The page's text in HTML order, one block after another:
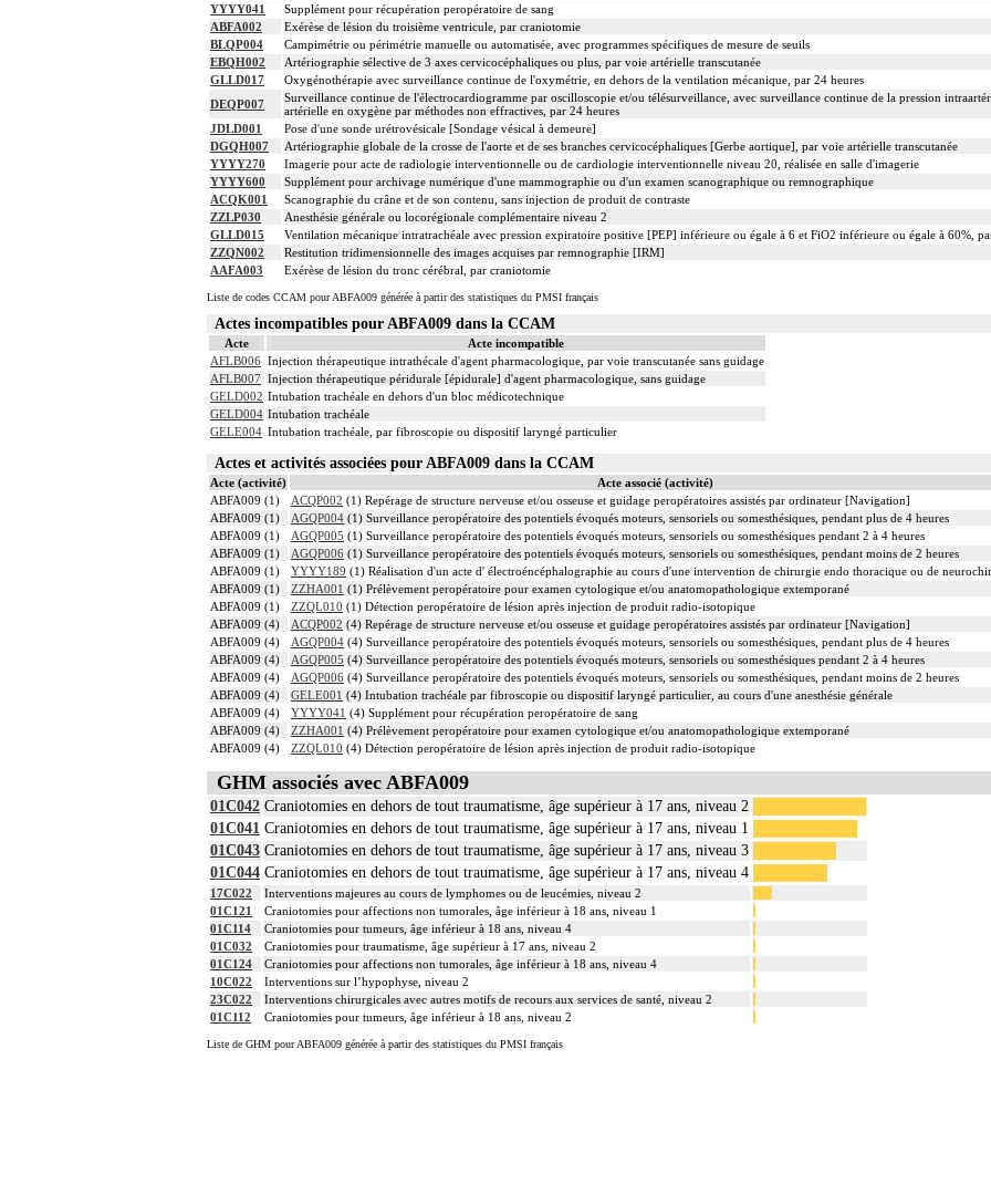
YYYY041
Supplément pour récupération peropératoire de sang
ABFA002
Exérèse de lésion du troisième ventricule, par craniotomie
BLQP004
Campimétrie ou périmétrie manuelle ou automatisée, avec programmes spécifiques de mesure de seuils
EBQH002
Artériographie sélective de 3 axes cervicocéphaliques ou plus, par voie artérielle transcutanée
GLLD017
Oxygénothérapie avec surveillance continue de l'oxymétrie, en dehors de la ventilation mécanique, par 24 heures
DEQP007
Surveillance continue de l'électrocardiogramme par oscilloscopie et/ou télésurveillance, avec surveillance continue de la pression
artérielle en oxygène par méthodes non effractives, par 24 heures
JDLD001
Pose d'une sonde urétrovésicale [Sondage vésical à demeure]
DGQH007
Artériographie globale de la crosse de l'aorte et de ses branches cervicocéphaliques [Gerbe aortique], par voie artérielle transcutanée
YYYY270
Imagerie pour acte de radiologie interventionnelle ou de cardiologie interventionnelle niveau 20, réalisée en salle d'imagerie
YYYY600
Supplément pour archivage numérique d'une mammographie ou d'un examen scanographique ou remnographique
ACQK001
Scanographie du crâne et de son contenu, sans injection de produit de contraste
ZZLP030
Anesthésie générale ou locorégionale complémentaire niveau 2
GLLD015
Ventilation mécanique intratrachéale avec pression expiratoire positive [PEP] inférieure ou égale à 6 et FiO2 inférieure ou égale à 60%,
ZZQN002
Restitution tridimensionnelle des images acquises par remnographie [IRM]
AAFA003
Exérèse de lésion du tronc cérébral, par craniotomie
Liste de codes CCAM pour ABFA009 générée à partir des statistiques du PMSI français
Actes incompatibles pour ABFA009 dans la CCAM
Acte
Acte incompatible
AFLB006 Injection thérapeutique intrathécale d'agent pharmacologique, par voie transcutanée sans guidage
AFLB007 Injection thérapeutique péridurale [épidurale] d'agent pharmacologique, sans guidage
GELD002 Intubation trachéale en dehors d'un bloc médicotechnique
GELD004 Intubation trachéale
GELE004 Intubation trachéale, par fibroscopie ou dispositif laryngé particulier
Actes et activités associées pour ABFA009 dans la CCAM
Acte (activité)
Acte associé (activité)
ABFA009 (1)
ACQP002 (1) Repérage de structure nerveuse et/ou osseuse et guidage peropératoires assistés par ordinateur [Navigation]
ABFA009 (1)
AGQP004 (1) Surveillance peropératoire des potentiels évoqués moteurs, sensoriels ou somesthésiques, pendant plus de 4 heures
ABFA009 (1)
AGQP005 (1) Surveillance peropératoire des potentiels évoqués moteurs, sensoriels ou somesthésiques pendant 2 à 4 heures
ABFA009 (1)
AGQP006 (1) Surveillance peropératoire des potentiels évoqués moteurs, sensoriels ou somesthésiques, pendant moins de 2 heures
ABFA009 (1)
YYYY189 (1) Réalisation d'un acte d' électroéncéphalographie au cours d'une intervention de chirurgie endo thoracique ou de
ABFA009 (1)
ZZHA001 (1) Prélèvement peropératoire pour examen cytologique et/ou anatomopathologique extemporané
ABFA009 (1)
ZZQL010 (1) Détection peropératoire de lésion après injection de produit radio-isotopique
ABFA009 (4)
ACQP002 (4) Repérage de structure nerveuse et/ou osseuse et guidage peropératoires assistés par ordinateur [Navigation]
ABFA009 (4)
AGQP004 (4) Surveillance peropératoire des potentiels évoqués moteurs, sensoriels ou somesthésiques, pendant plus de 4 heures
ABFA009 (4)
AGQP005 (4) Surveillance peropératoire des potentiels évoqués moteurs, sensoriels ou somesthésiques pendant 2 à 4 heures
ABFA009 (4)
AGQP006 (4) Surveillance peropératoire des potentiels évoqués moteurs, sensoriels ou somesthésiques, pendant moins de 2 heures
ABFA009 (4)
GELE001 (4) Intubation trachéale par fibroscopie ou dispositif laryngé particulier, au cours d'une anesthésie générale
ABFA009 (4)
YYYY041 (4) Supplément pour récupération peropératoire de sang
ABFA009 (4)
ZZHA001 (4) Prélèvement peropératoire pour examen cytologique et/ou anatomopathologique extemporané
ABFA009 (4)
ZZQL010 (4) Détection peropératoire de lésion après injection de produit radio-isotopique
GHM associés avec ABFA009
01C042 Craniotomies en dehors de tout traumatisme, âge supérieur à 17 ans, niveau 2
01C041 Craniotomies en dehors de tout traumatisme, âge supérieur à 17 ans, niveau 1
01C043 Craniotomies en dehors de tout traumatisme, âge supérieur à 17 ans, niveau 3
01C044 Craniotomies en dehors de tout traumatisme, âge supérieur à 17 ans, niveau 4
17C022
Interventions majeures au cours de lymphomes ou de leucémies, niveau 2
01C121
Craniotomies pour affections non tumorales, âge inférieur à 18 ans, niveau 1
01C114
Craniotomies pour tumeurs, âge inférieur à 18 ans, niveau 4
01C032
Craniotomies pour traumatisme, âge supérieur à 17 ans, niveau 2
01C124
Craniotomies pour affections non tumorales, âge inférieur à 18 ans, niveau 4
10C022
Interventions sur l’hypophyse, niveau 2
23C022
Interventions chirurgicales avec autres motifs de recours aux services de santé, niveau 2
01C112
Craniotomies pour tumeurs, âge inférieur à 18 ans, niveau 2
Liste de GHM pour ABFA009 générée à partir des statistiques du PMSI français